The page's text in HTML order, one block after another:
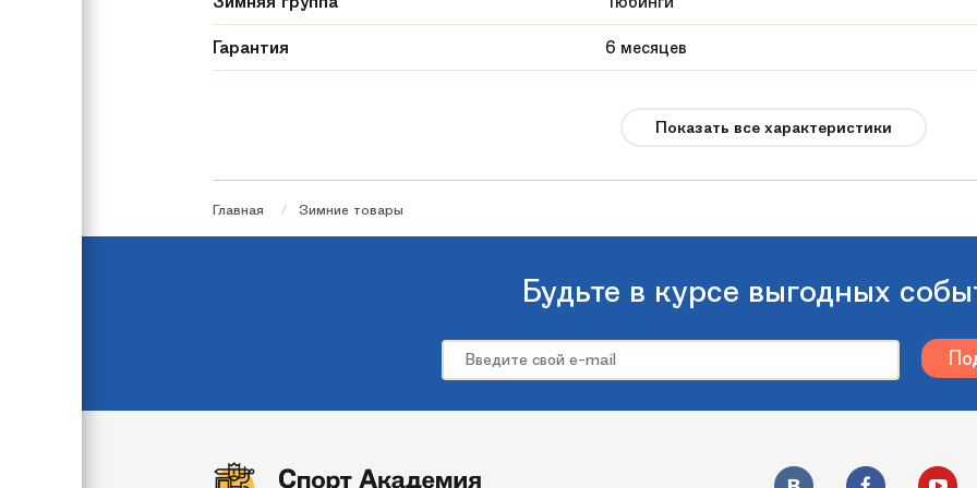
Гарантия
6 месяцев
от 3 лет
Максимальная нагрузка
до 140 кг
Буксировочный трос, упаковка пакет с
Бренд
Тянитолкай
Модель
Без принта 120 см двойной
Показать все характеристики
Главная Зимние товары
Будьте в курсе выгодных